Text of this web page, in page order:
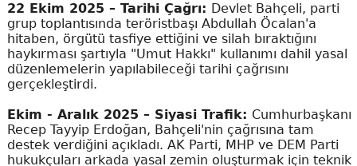
22 Ekim 2025 – Tarihi Çağrı: Devlet Bahçeli, parti
grup toplantısında teröristbaşı Abdullah Öcalan'a
hitaben, örgütü tasfiye ettiğini ve silah bıraktığını
haykırması şartıyla "Umut Hakkı" kullanımı dahil yasal
düzenlemelerin yapılabileceği tarihi çağrısını
gerçekleştirdi.
Ekim - Aralık 2025 – Siyasi Trafik: Cumhurbaşkanı
Recep Tayyip Erdoğan, Bahçeli'nin çağrısına tam
destek verdiğini açıkladı. AK Parti, MHP ve DEM Parti
hukukçuları arkada yasal zemin oluşturmak için teknik